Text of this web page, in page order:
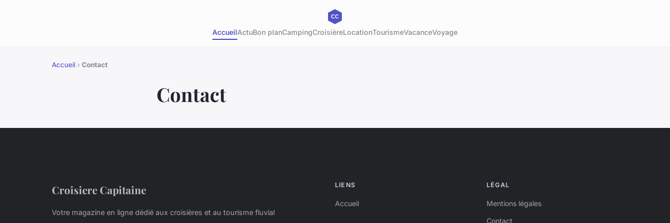
AccueilActuBon planCampingCroisièreLocationTourismeVacanceVoyage
Accueil › Contact
Contact
Croisiere Capitaine
Votre magazine en ligne dédié aux croisières et au tourisme fluvial
LIENS
Accueil
LÉGAL
Mentions légales
Contact